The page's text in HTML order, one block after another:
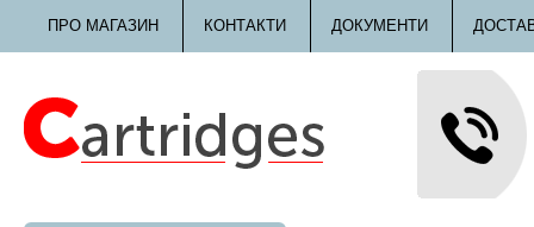
ПРО МАГАЗИН КОНТАКТИ ДОКУМЕНТИ